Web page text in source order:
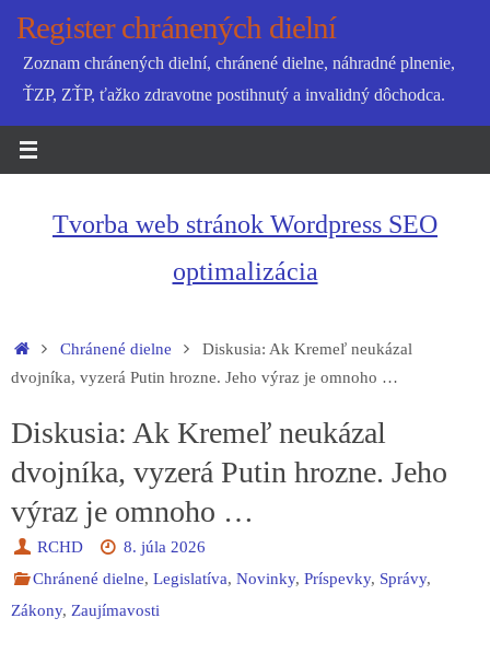
SkipRegister chránených dielní
Zoznam chránených dielní, chránené dielne, náhradné plnenie,
ŤZP, ZŤP, ťažko zdravotne postihnutý a invalidný dôchodca.
Tvorba web stránok Wordpress SEO
optimalizácia
HomeChránené dielne
Diskusia: Ak Kremeľ neukázal
dvojníka, vyzerá Putin hrozne. Jeho výraz je omnoho …
Diskusia: Ak Kremeľ neukázal
dvojníka, vyzerá Putin hrozne. Jeho
výraz je omnoho …
RCHD
8. júla 2026
Chránené dielne,Legislatíva,Novinky,Príspevky, Správy,
Zákony, Zaujímavosti